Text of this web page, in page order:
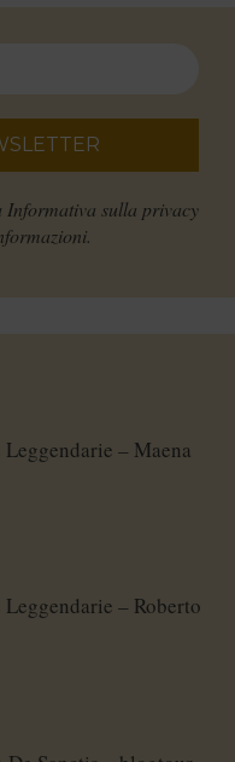
Informativa sulla privacy
– Maena
– Roberto